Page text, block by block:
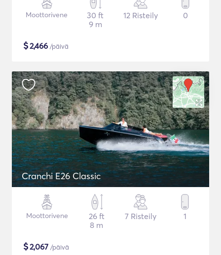
Moottorivene
30 ft
9 m
12 Risteily 0
$2,466 /päivä
Cranchi E26 Classic
Moottorivene
26 ft
8 m
7 Risteily 1
$2,067 /päivä